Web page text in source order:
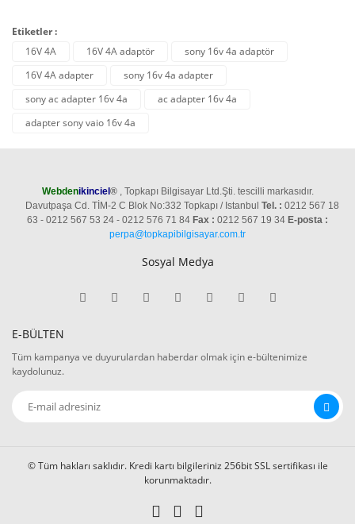
Etiketler :
16V 4A
16V 4A adaptör
sony 16v 4a adaptör
16V 4A adapter
sony 16v 4a adapter
sony ac adapter 16v 4a
ac adapter 16v 4a
adapter sony vaio 16v 4a
Webdenikinciel ®, Topkapı Bilgisayar Ltd.Şti. tescilli markasıdır.
Davutpaşa Cd. TİM-2 C Blok No:332 Topkapı / Istanbul Tel. : 0212 567 18
63 - 0212 567 53 24 - 0212 576 71 84 Fax : 0212 567 19 34 E-posta :
perpa@topkapibilgisayar.com.tr
Sosyal Medya
E-BÜLTEN
Tüm kampanya ve duyurulardan haberdar olmak için e-bültenimize
kaydolunuz.
© Tüm hakları saklıdır. Kredi kartı bilgileriniz 256bit SSL sertifikası ile
korunmaktadır.